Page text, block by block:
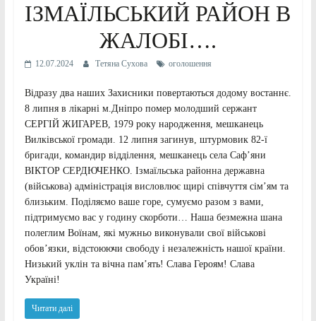
ІЗМАЇЛЬСЬКИЙ РАЙОН В
ЖАЛОБІ….
12.07.2024 Тетяна Сухова оголошення
Відразу два наших Захисники повертаються додому востаннє.
8 липня в лікарні м.Дніпро помер молодший сержант
СЕРГІЙ ЖИГАРЕВ, 1979 року народження, мешканець
Вилківської громади. 12 липня загинув, штурмовик 82-ї
бригади, командир відділення, мешканець села Саф’яни
ВІКТОР СЕРДЮЧЕНКО. Ізмаїльська районна державна
(військова) адміністрація висловлює щирі співчуття сім’ям та
близьким. Поділяємо ваше горе, сумуємо разом з вами,
підтримуємо вас у годину скорботи… Наша безмежна шана
полеглим Воїнам, які мужньо виконували свої військові
обов’язки, відстоюючи свободу і незалежність нашої країни.
Низький уклін та вічна пам’ять! Слава Героям! Слава
Україні!
Читати далі